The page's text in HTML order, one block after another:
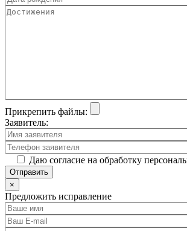
Прикрепить файлы:
Заявитель:
Даю согласие на обработку
×
Предложить исправление